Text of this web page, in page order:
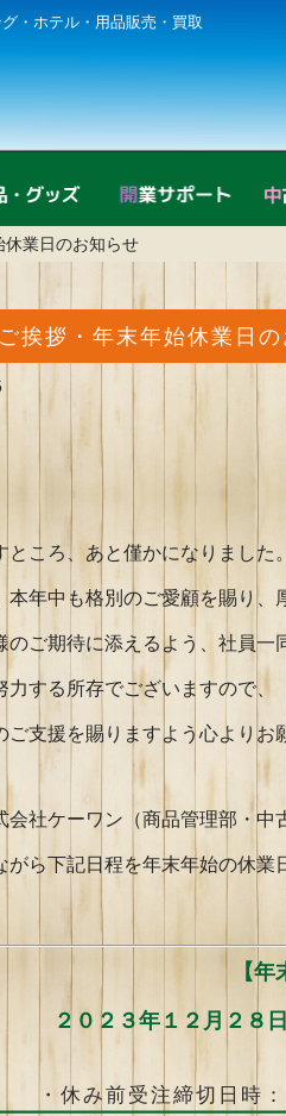
・ホテル・用品販売・買取
ケア製品・グッズ 開
業日のお知らせ
挨拶・年末年始休業日
ころ、あと僅かになりました。
本年中も格別のご愛顧を賜り、
のご期待に添えるよう、社員
力する所存でございますので、
ご支援を賜りますよう心よりお
会社ケーワン（商品管理部・中
がら下記日程を年末年始の休業
【年
２０２３年１２月２８
・休み前受注締切日時